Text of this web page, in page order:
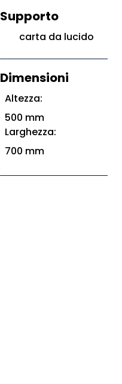
Supporto
carta da lucido
Dimensioni
Altezza:
500 mm
Larghezza:
700 mm